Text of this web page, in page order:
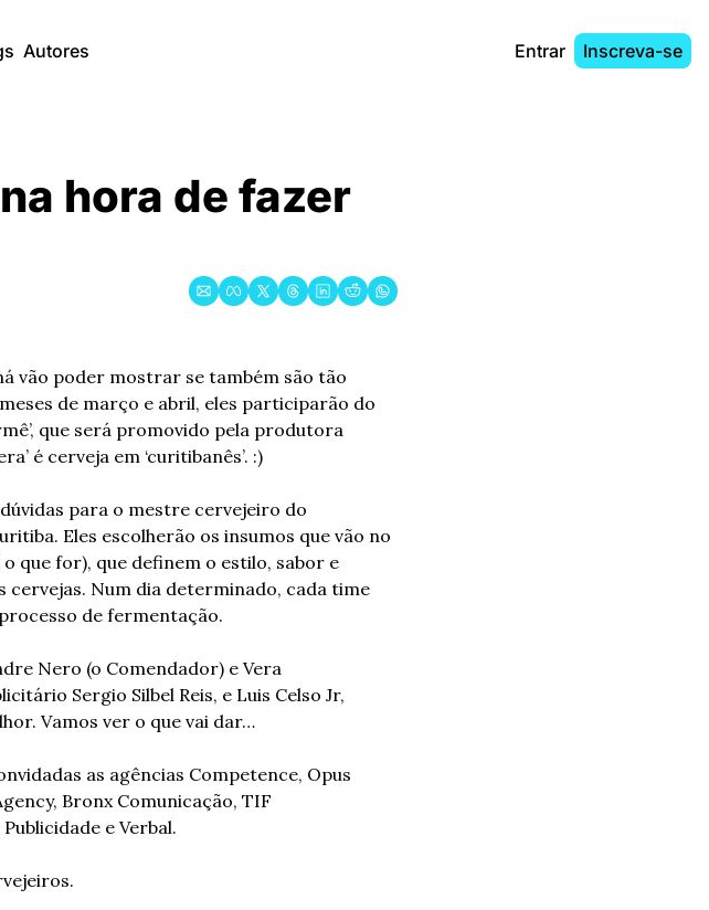
Autores Entrar Inscreva-se
hora de fazer
vão poder mostrar se também são tão
de março e abril, eles participarão do
é cerveja em ‘curitibanês’. :)
para o mestre cervejeiro do
Eles escolherão os insumos que vão no
que for), que definem o estilo, sabor e
Num dia determinado, cada time
de fermentação.
Nero (o Comendador) e Vera
Sergio Silbel Reis, e Luis Celso Jr,
Vamos ver o que vai dar…
as agências Competence, Opus
Bronx Comunicação, TIF
e Verbal.